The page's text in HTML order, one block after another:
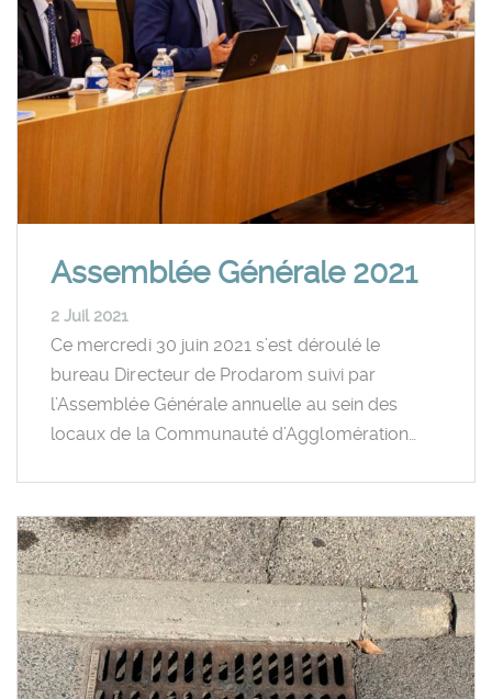
Assemblée Générale 2021
2 Juil 2021
Ce mercredi 30 juin 2021 s’est déroulé le
bureau Directeur de Prodarom suivi par
l’Assemblée Générale annuelle au sein des
locaux de la Communauté d’Agglomération…